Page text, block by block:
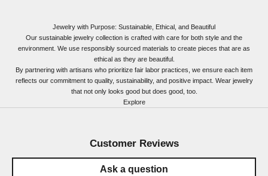
Jewelry with Purpose: Sustainable, Ethical, and Beautiful
Our sustainable jewelry collection is crafted with care for both style and the
environment. We use responsibly sourced materials to create pieces that are as
ethical as they are beautiful.
By partnering with artisans who prioritize fair labor practices, we ensure each item
reflects our commitment to quality, sustainability, and positive impact. Wear jewelry
that not only looks good but does good, too.
Explore
Customer Reviews
Ask a question